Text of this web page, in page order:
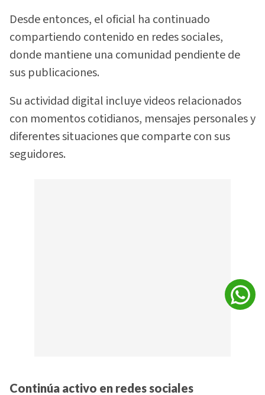
Desde entonces, el oficial ha continuado
compartiendo contenido en redes sociales,
donde mantiene una comunidad pendiente de
sus publicaciones.
Su actividad digital incluye videos relacionados
con momentos cotidianos, mensajes personales y
diferentes situaciones que comparte con sus
seguidores.
Continúa activo en redes sociales